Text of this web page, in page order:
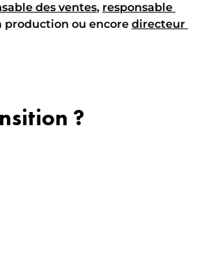
des ventes, responsable
production ou encore directeur
?